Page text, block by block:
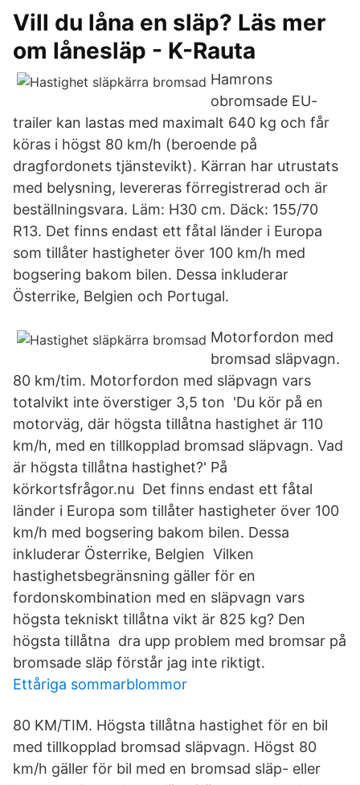
Vill du låna en släp? Läs mer
om lånesläp - K-Rauta
Hamrons
obromsade EU-
trailer kan lastas med maximalt 640 kg och får
köras i högst 80 km/h (beroende på
dragfordonets tjänstevikt). Kärran har utrustats
med belysning, levereras förregistrerad och är
beställningsvara. Läm: H30 cm. Däck: 155/70
R13. Det finns endast ett fåtal länder i Europa
som tillåter hastigheter över 100 km/h med
bogsering bakom bilen. Dessa inkluderar
Österrike, Belgien och Portugal.
Motorfordon med
bromsad släpvagn.
80 km/tim. Motorfordon med släpvagn vars
totalvikt inte överstiger 3,5 ton 'Du kör på en
motorväg, där högsta tillåtna hastighet är 110
km/h, med en tillkopplad bromsad släpvagn. Vad
är högsta tillåtna hastighet?' På
körkortsfrågor.nu Det finns endast ett fåtal
länder i Europa som tillåter hastigheter över 100
km/h med bogsering bakom bilen. Dessa
inkluderar Österrike, Belgien Vilken
hastighetsbegränsning gäller för en
fordonskombination med en släpvagn vars
högsta tekniskt tillåtna vikt är 825 kg? Den
högsta tillåtna dra upp problem med bromsar på
bromsade släp förstår jag inte riktigt.
Ettåriga sommarblommor
80 KM/TIM. Högsta tillåtna hastighet för en bil
med tillkopplad bromsad släpvagn. Högst 80
km/h gäller för bil med en bromsad släp- eller